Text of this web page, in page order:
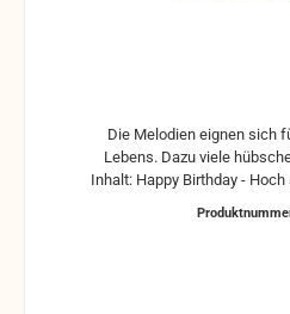
Die Melodien eignen sich
Lebens. Dazu viele
Inhalt: Happy Birthday - Hoch